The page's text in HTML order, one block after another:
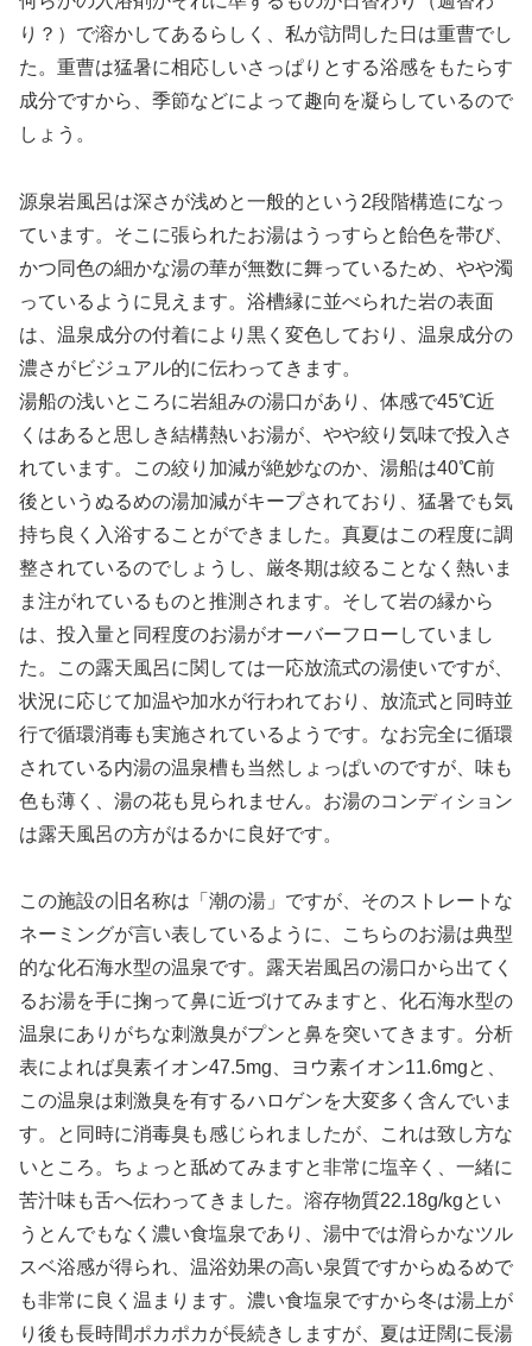
り？）で溶かしてあるらしく、私が訪問した日は重曹でし
た。重曹は猛暑に相応しいさっぱりとする浴感をもたらす
成分ですから、季節などによって趣向を凝らしているので
しょう。
源泉岩風呂は深さが浅めと一般的という2段階構造になっ
ています。そこに張られたお湯はうっすらと飴色を帯び、
かつ同色の細かな湯の華が無数に舞っているため、やや濁
っているように見えます。浴槽縁に並べられた岩の表面
は、温泉成分の付着により黒く変色しており、温泉成分の
濃さがビジュアル的に伝わってきます。
湯船の浅いところに岩組みの湯口があり、体感で45℃近
くはあると思しき結構熱いお湯が、やや絞り気味で投入さ
れています。この絞り加減が絶妙なのか、湯船は40℃前
後というぬるめの湯加減がキープされており、猛暑でも気
持ち良く入浴することができました。真夏はこの程度に調
整されているのでしょうし、厳冬期は絞ることなく熱いま
ま注がれているものと推測されます。そして岩の縁から
は、投入量と同程度のお湯がオーバーフローしていまし
た。この露天風呂に関しては一応放流式の湯使いですが、
状況に応じて加温や加水が行われており、放流式と同時並
行で循環消毒も実施されているようです。なお完全に循環
されている内湯の温泉槽も当然しょっぱいのですが、味も
色も薄く、湯の花も見られません。お湯のコンディション
は露天風呂の方がはるかに良好です。
この施設の旧名称は「潮の湯」ですが、そのストレートな
ネーミングが言い表しているように、こちらのお湯は典型
的な化石海水型の温泉です。露天岩風呂の湯口から出てく
るお湯を手に掬って鼻に近づけてみますと、化石海水型の
温泉にありがちな刺激臭がプンと鼻を突いてきます。分析
表によれば臭素イオン47.5mg、ヨウ素イオン11.6mgと、
この温泉は刺激臭を有するハロゲンを大変多く含んでいま
す。と同時に消毒臭も感じられましたが、これは致し方な
いところ。ちょっと舐めてみますと非常に塩辛く、一緒に
苦汁味も舌へ伝わってきました。溶存物質22.18g/kgとい
うとんでもなく濃い食塩泉であり、湯中では滑らかなツル
スベ浴感が得られ、温浴効果の高い泉質ですからぬるめで
も非常に良く温まります。濃い食塩泉ですから冬は湯上が
り後も長時間ポカポカが長続きしますが、夏は迂闊に長湯